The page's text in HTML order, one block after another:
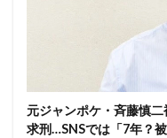
元ジャンポケ・斉藤慎
求刑…SNSでは「7年？